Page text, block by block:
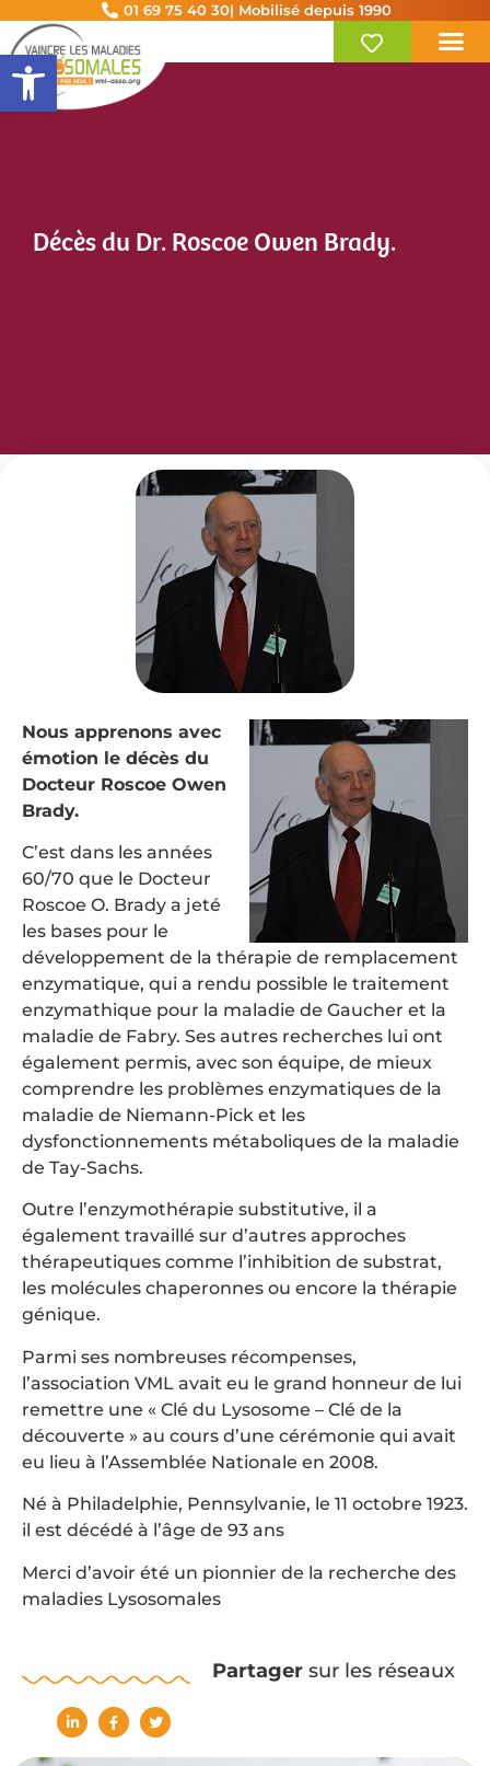
Ouvrir la barre d’outils
01 69 75 40 30| Mobilisé depuis 1990
Décès du Dr. Roscoe Owen Brady.
Nous apprenons avec
émotion le décès du
Docteur Roscoe Owen
Brady.
C’est dans les années
60/70 que le Docteur
Roscoe O. Brady a jeté
les bases pour le
développement de la thérapie de remplacement
enzymatique, qui a rendu possible le traitement
enzymathique pour la maladie de Gaucher et la
maladie de Fabry. Ses autres recherches lui ont
également permis, avec son équipe, de mieux
comprendre les problèmes enzymatiques de la
maladie de Niemann-Pick et les
dysfonctionnements métaboliques de la maladie
de Tay-Sachs.
Outre l’enzymothérapie substitutive, il a
également travaillé sur d’autres approches
thérapeutiques comme l’inhibition de substrat,
les molécules chaperonnes ou encore la thérapie
génique.
Parmi ses nombreuses récompenses,
l’association VML avait eu le grand honneur de lui
remettre une « Clé du Lysosome – Clé de la
découverte » au cours d’une cérémonie qui avait
eu lieu à l’Assemblée Nationale en 2008.
Né à Philadelphie, Pennsylvanie, le 11 octobre 1923.
il est décédé à l’âge de 93 ans
Merci d’avoir été un pionnier de la recherche des
maladies Lysosomales
Partagersur les réseaux